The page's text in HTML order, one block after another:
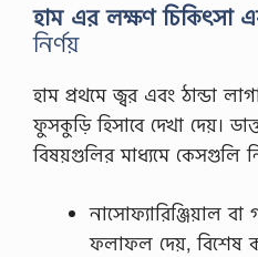
হাম এর লক্ষণ চিকিৎসা
নির্ণয়
হাম প্রথমে জ্বর এবং ঠান্ডা
ফুসকুড়ি হিসাবে দেখা দেয়।
বিষয়গুলির মাধ্যমে কেসগুলি
নাসোফ্যারিঞ্জিয়াল
ফলাফল দেয়, বিশেষ